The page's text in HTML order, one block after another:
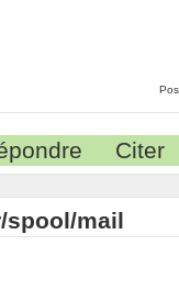
Citer
spool/mail